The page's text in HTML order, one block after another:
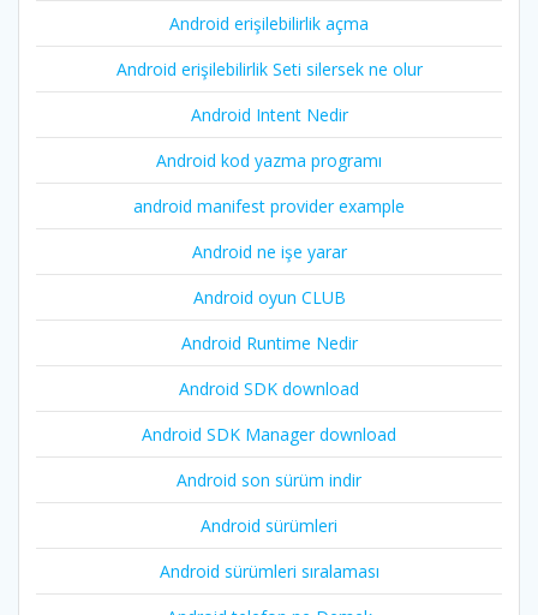
Android erişilebilirlik açma
Android erişilebilirlik Seti silersek ne olur
Android Intent Nedir
Android kod yazma programı
android manifest provider example
Android ne işe yarar
Android oyun CLUB
Android Runtime Nedir
Android SDK download
Android SDK Manager download
Android son sürüm indir
Android sürümleri
Android sürümleri sıralaması